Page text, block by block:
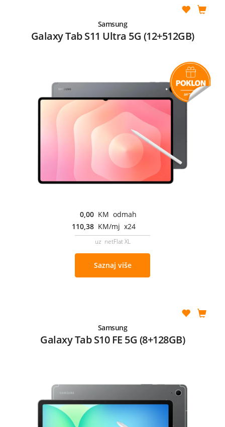
Samsung
Galaxy Tab S11 Ultra 5G (12+512GB)
0,00 KM odmah
110,38 KM/mj x24
uz netFlat XL
Saznaj više
Samsung
Galaxy Tab S10 FE 5G (8+128GB)